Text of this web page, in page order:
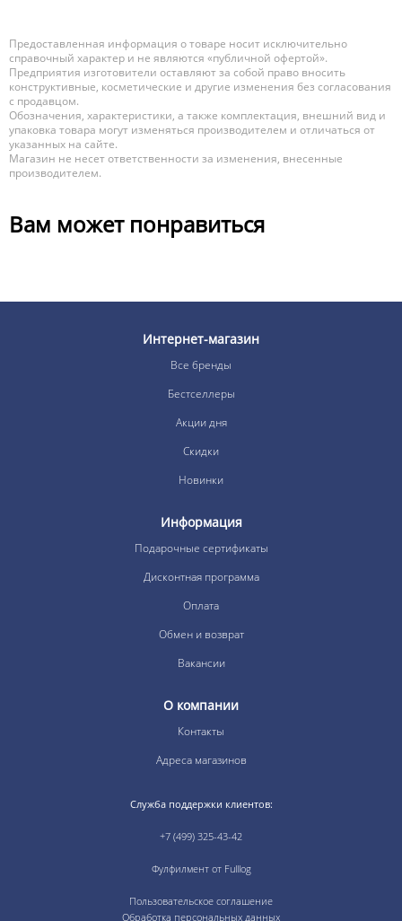
Предоставленная информация о товаре носит исключительно
справочный характер и не являются «публичной офертой».
Предприятия изготовители оставляют за собой право вносить
конструктивные, косметические и другие изменения без согласования
с продавцом.
Обозначения, характеристики, а также комплектация, внешний вид и
упаковка товара могут изменяться производителем и отличаться от
указанных на сайте.
Магазин не несет ответственности за изменения, внесенные
производителем.
Вам может понравиться
Интернет-магазин
Все бренды
Бестселлеры
Акции дня
Скидки
Новинки
Информация
Подарочные сертификаты
Дисконтная программа
Оплата
Обмен и возврат
Вакансии
О компании
Контакты
Адреса магазинов
Служба поддержки клиентов:
+7 (499) 325-43-42
Фулфилмент от Fulllog
Пользовательское соглашение
Обработка персональных данных